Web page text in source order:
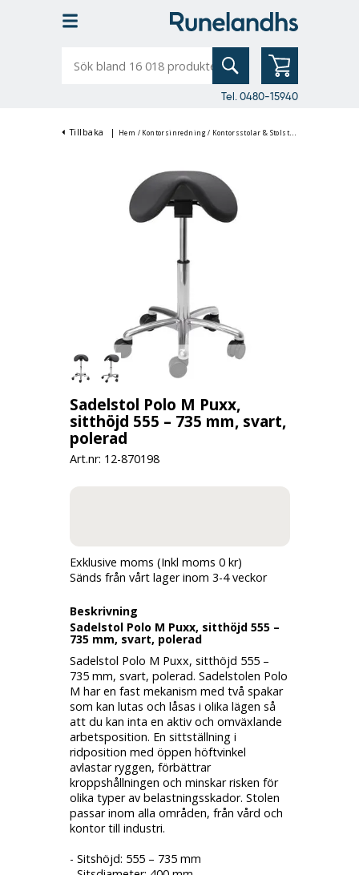
bland
Tel. 0480-15940
Tillbaka | Hem / Kontorsinredning / Kontorsstolar & Stolstillbehör
Sadelstol Polo M Puxx,
sitthöjd 555 – 735 mm, svart,
polerad
Art.nr: 12-870198
Exklusive moms (Inkl moms 0 kr)
Sänds från vårt lager inom 3-4 veckor
Beskrivning
Sadelstol Polo M Puxx, sitthöjd 555 –
735 mm, svart, polerad
Sadelstol Polo M Puxx, sitthöjd 555 –
735 mm, svart, polerad. Sadelstolen Polo
M har en fast mekanism med två spakar
som kan lutas och låsas i olika lägen så
att du kan inta en aktiv och omväxlande
arbetsposition. En sittställning i
ridposition med öppen höftvinkel
avlastar ryggen, förbättrar
kroppshållningen och minskar risken för
olika typer av belastningsskador. Stolen
passar inom alla områden, från vård och
kontor till industri.
- Sitshöjd: 555 – 735 mm